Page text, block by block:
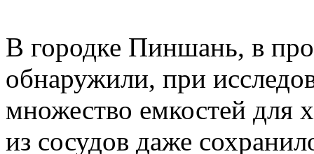
В городке Пиншань, в
обнаружили, при
множество емкостей для
из сосудов даже